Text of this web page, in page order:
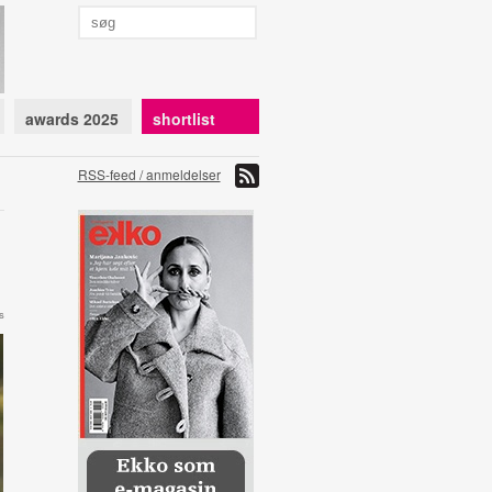
awards 2025 shortlist
RSS-feed / anmeldelser